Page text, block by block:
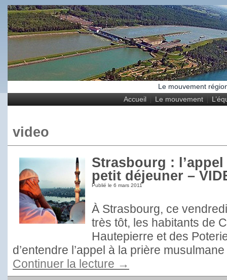
Le mouvement
Accueil
Le mouvement
video
Strasbourg :
petit déjeuner –
Publié le 6 mars 2011
À Strasbourg, ce
très tôt, les habitants de
Hautepierre et des
d’entendre l’appel à la prière
Continuer la lecture →